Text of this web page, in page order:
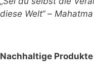
diese Welt“ –
Nachhaltige